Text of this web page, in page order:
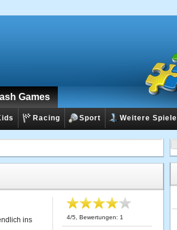
Games
Racing Sport Weitere Spiele
ins
4/5 , Bewertungen: 1